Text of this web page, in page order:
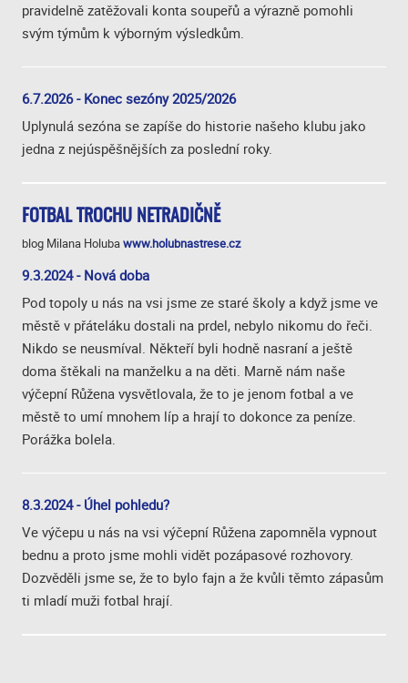
pravidelně zatěžovali konta soupeřů a výrazně pomohli
svým týmům k výborným výsledkům.
6.7.2026 - Konec sezóny 2025/2026
Uplynulá sezóna se zapíše do historie našeho klubu jako
jedna z nejúspěšnějších za poslední roky.
FOTBAL TROCHU NETRADIČNĚ
blog Milana Holubawww.holubnastrese.cz
9.3.2024 - Nová doba
Pod topoly u nás na vsi jsme ze staré školy a když jsme ve
městě v přáteláku dostali na prdel, nebylo nikomu do řeči.
Nikdo se neusmíval. Někteří byli hodně nasraní a ještě
doma štěkali na manželku a na děti. Marně nám naše
výčepní Růžena vysvětlovala, že to je jenom fotbal a ve
městě to umí mnohem líp a hrají to dokonce za peníze.
Porážka bolela.
8.3.2024 - Úhel pohledu?
Ve výčepu u nás na vsi výčepní Růžena zapomněla vypnout
bednu a proto jsme mohli vidět pozápasové rozhovory.
Dozvěděli jsme se, že to bylo fajn a že kvůli těmto zápasům
ti mladí muži fotbal hrají.